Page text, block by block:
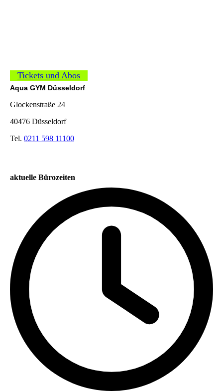
Tickets und Abos
Aqua GYM Düsseldorf
Glockenstraße 24
40476 Düsseldorf
Tel. 0211 598 11100
aktuelle Bürozeiten